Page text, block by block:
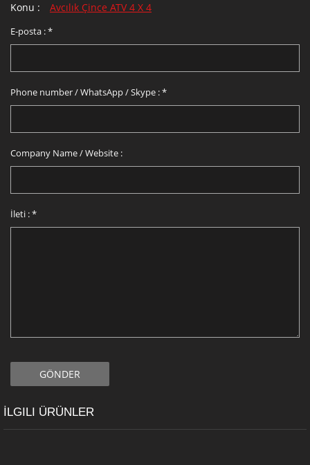
Konu : Avcılık Çince ATV 4 X 4
E-posta :*
Phone number / WhatsApp / Skype :*
Company Name / Website :
İleti :*
İLGILI ÜRÜNLER